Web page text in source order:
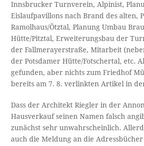
Innsbrucker Turnverein, Alpinist,
Eislaufpavillons nach Brand des alten,
Ramolhaus/Ötztal, Planung Umbau
Hütte/Pitztal, Erweiterungsbau der
der Fallmerayerstraße, Mitarbeit
der Potsdamer Hütte/Fotschertal, etc.
gefunden, aber nichts zum Friedhof
bereits am 7. 8. verlinkten Artikel in
Dass der Architekt Riegler in der
Hausverkauf seinen Namen falsch
zunächst sehr unwahrscheinlich.
auch die Meldung an die